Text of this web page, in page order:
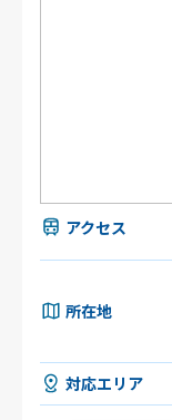
アクセス
所在地
対応エリア